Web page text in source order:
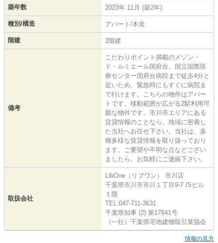
築年数 2023年 11月 (築2年)
種別/構造 アパート/木造
階建 2階建
備考
こだわりポイント満載のメゾン・
ド・ルミエール国府台。国立国際医
療センター国府台病院まで徒歩4分と
近いため、緊急時にもすぐに病院ま
で行けます。こちらの物件はアパー
トです。移動範囲が広がる2駅利用可
能な物件です。市川市エリアにある
賃貸情報のことなら、地域に密着し
た当社へお任せ下さい。当社は、多
種多様な賃貸情報を取り扱っており
ます。ご要望や不明な点などござい
ましたら、お気軽にご連絡下さい。
取扱会社
LibOne（リブワン） 市川店
千葉県市川市市川１丁目9-7 ISビル
１階
TEL:047-711-3631
千葉県知事 (2) 第17641号
（一社）千葉県宅地建物取引業協会
情報の見方